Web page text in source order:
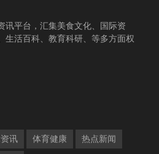
讯平台，汇集美食文化、国际资
生活百科、教育科研、等多方面权
讯 体育健康 热点新闻